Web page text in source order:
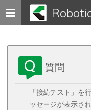
Toggle
navigation
質問
「接続テスト」を
ッセージが表示さ